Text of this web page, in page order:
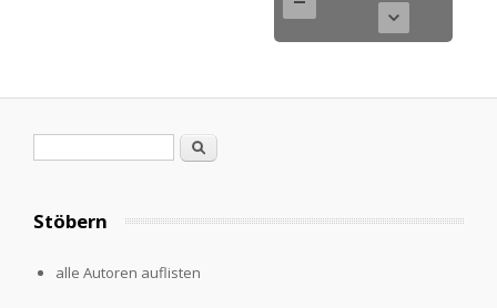
Search
Stöbern
alle Autoren auflisten